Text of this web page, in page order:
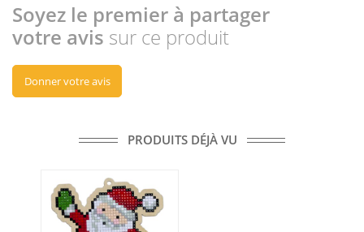
Soyez le premier à partager
votre avis sur ce produit
Donner votre avis
PRODUITS DÉJÀ VU